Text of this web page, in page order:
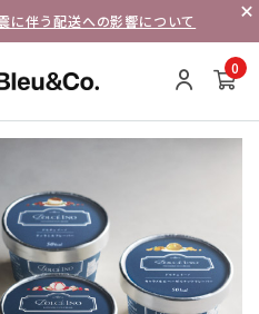
に伴う配送への影響について
0